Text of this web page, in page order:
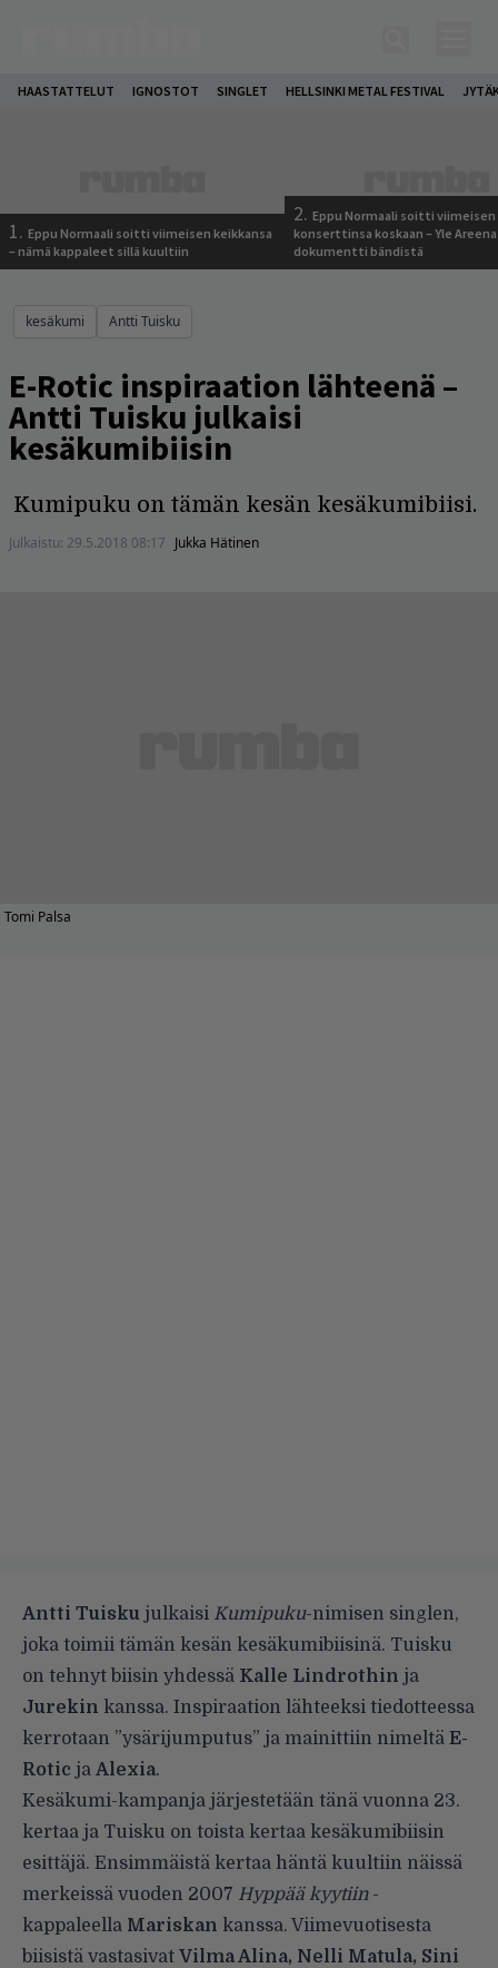
HAASTATTELUT IGNOSTOT SINGLET HELLSINKI METAL FESTIVAL
1. Eppu Normaali soitti viimeisen keikkansa
– nämä kappaleet sillä kuultiin
2. Eppu Normaali soitti viimeisen
konserttinsa koskaan – Yle
dokumentti bändistä
kesäkumi Antti Tuisku
E-Rotic inspiraation lähteenä –
Antti Tuisku julkaisi
kesäkumibiisin
Kumipuku on tämän kesän kesäkumibiisi.
Julkaistu: 29.5.2018 08:17 Jukka Hätinen
Tomi Palsa
Antti Tuisku julkaisi Kumipuku-nimisen singlen,
joka toimii tämän kesän kesäkumibiisinä. Tuisku
on tehnyt biisin yhdessä Kalle Lindrothin ja
Jurekin kanssa. Inspiraation lähteeksi tiedotteessa
kerrotaan ”ysärijumputus” ja mainittiin nimeltä E-
Rotic ja Alexia.
Kesäkumi-kampanja järjestetään tänä vuonna 23.
kertaa ja Tuisku on toista kertaa kesäkumibiisin
esittäjä. Ensimmäistä kertaa häntä kuultiin näissä
merkeissä vuoden 2007 Hyppää kyytiin-
kappaleella Mariskan kanssa. Viimevuotisesta
biisistä vastasivat Vilma Alina, Nelli Matula, Sini